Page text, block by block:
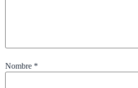
Nombre *